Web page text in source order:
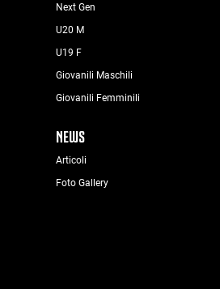
Next Gen
U20 M
U19 F
Giovanili Maschili
Giovanili Femminili
NEWS
Articoli
Foto Gallery